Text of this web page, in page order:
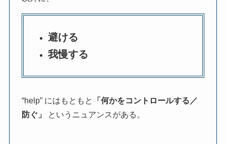
避ける
我慢する
“help” にはもともと
「何かをコントロールする／
防ぐ」
というニュアンスがある。